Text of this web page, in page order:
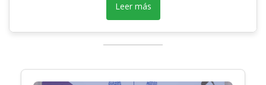
Leer más